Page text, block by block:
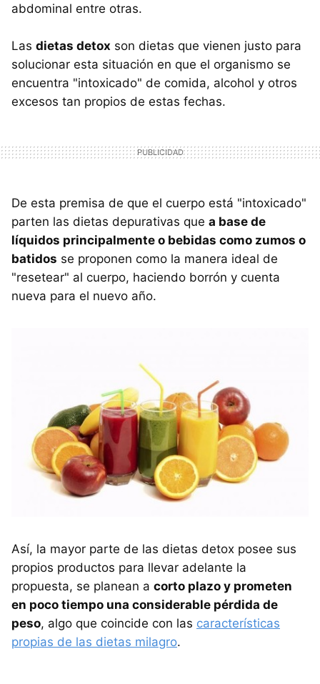
abdominal entre otras.
Las dietas detox son dietas que vienen justo para
solucionar esta situación en que el organismo se
encuentra "intoxicado" de comida, alcohol y otros
excesos tan propios de estas fechas.
De esta premisa de que el cuerpo está "intoxicado"
parten las dietas depurativas que a base de
líquidos principalmente o bebidas como zumos o
batidos se proponen como la manera ideal de
"resetear" al cuerpo, haciendo borrón y cuenta
nueva para el nuevo año.
Así, la mayor parte de las dietas detox posee sus
propios productos para llevar adelante la
propuesta, se planean a corto plazo y prometen
en poco tiempo una considerable pérdida de
peso, algo que coincide con las características
propias de las dietas milagro.